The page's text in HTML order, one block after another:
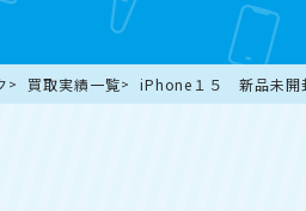
買取実績一覧 iPhone１５ 新品未開